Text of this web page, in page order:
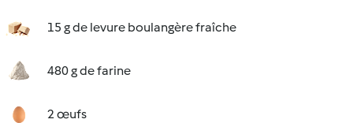
15 g de levure boulangère fraîche
480 g de farine
2 œufs